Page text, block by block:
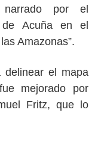
por el
de Acuña en el
Amazonas”.
delinear el mapa
mejorado por
Fritz, que lo